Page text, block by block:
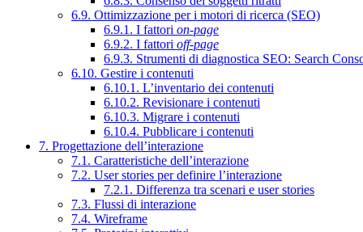
6.9. Ottimizzazione per i motori di ricerca (SEO)
6.9.1. I fattori on-page
6.9.2. I fattori off-page
6.9.3. Strumenti di diagnostica SEO: Search
6.10. Gestire i contenuti
6.10.1. L’inventario dei contenuti
6.10.2. Revisionare i contenuti
6.10.3. Migrare i contenuti
6.10.4. Pubblicare i contenuti
7. Progettazione dell’interazione
7.1. Caratteristiche dell’interazione
7.2. User stories per definire l’interazione
7.2.1. Differenza tra scenari e user stories
7.3. Flussi di interazione
7.4. Wireframe